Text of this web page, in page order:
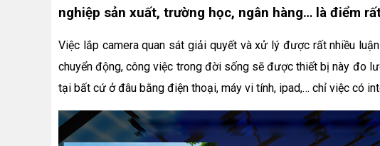
nghiệp sản xuất, trường học, ngân hàng… là điểm
Việc lắp camera quan sát giải quyết và xử lý được rất nhiều
chuyển động, công việc trong đời sống sẽ được thiết bị này đo
tại bất cứ ở đâu bằng điện thoại, máy vi tính, ipad,… chỉ việc có